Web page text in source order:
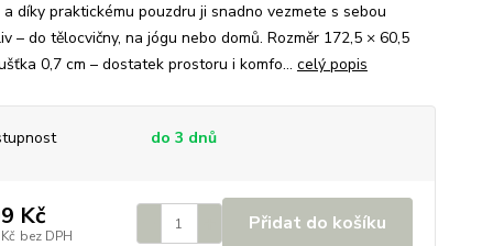
díky praktickému pouzdru ji snadno vezmete s sebou
– do tělocvičny, na jógu nebo domů. Rozměr 172,5 × 60,5
0,7 cm – dostatek prostoru i komfo... celý popis
do 3 dnů
Kč
bez DPH
Přidat do košíku